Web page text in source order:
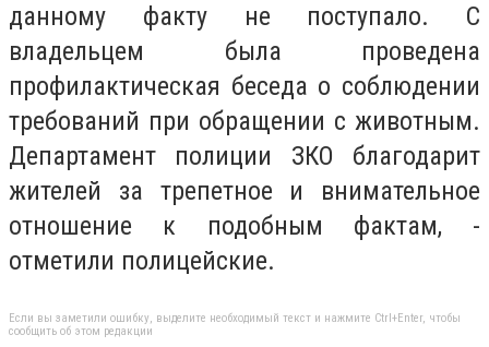
данному факту не поступало. С
владельцем была проведена
профилактическая беседа о соблюдении
требований при обращении с животным.
Департамент полиции ЗКО благодарит
жителей за трепетное и внимательное
отношение к подобным фактам, -
отметили полицейские.
Если вы заметили ошибку, выделите необходимый текст и нажмите Ctrl+Enter, чтобы
сообщить об этом редакции